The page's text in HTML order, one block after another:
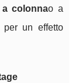
a colonnao a
per un effetto